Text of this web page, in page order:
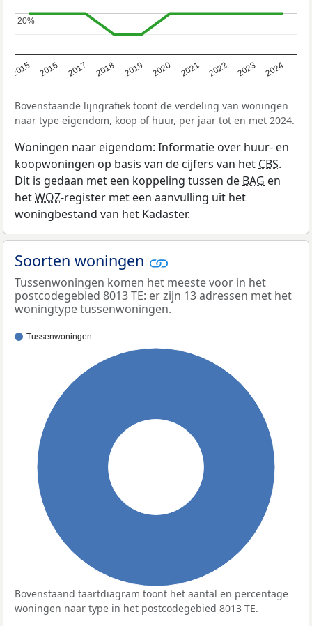
2015 2016 2017 2018 2019 2020 2021 2022 2023 2024
20%
20%
Bovenstaande lijngrafiek toont de verdeling van woningen
naar type eigendom, koop of huur, per jaar tot en met 2024.
Woningen naar eigendom: Informatie over huur- en
koopwoningen op basis van de cijfers van hetCBS.
Dit is gedaan met een koppeling tussen deBAG en
hetWOZ-register met een aanvulling uit het
woningbestand van het Kadaster.
Soorten woningen
Tussenwoningen komen het meeste voor in het
postcodegebied 8013 TE: er zijn 13 adressen met het
woningtype tussenwoningen.
Tussenwoningen
Bovenstaand taartdiagram toont het aantal en percentage
woningen naar type in het postcodegebied 8013 TE.